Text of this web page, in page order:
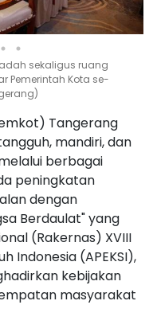
sekaligus ruang
Pemerintah Kota se-
Tangerang
mandiri, dan
berbagai
peningkatan
dengan
Berdaulat" yang
(Rakernas) XVIII
Indonesia (APEKSI),
kebijakan
masyarakat